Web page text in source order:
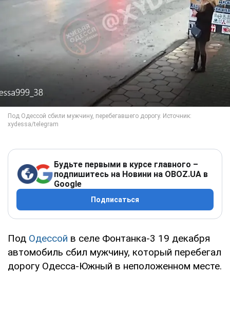
Будьте первыми в курсе главного –
подпишитесь на Новини на OBOZ.UA в
Google
Подписаться
Под Одессой в селе Фонтанка-3 19 декабря
автомобиль сбил мужчину, который перебегал
дорогу Одесса-Южный в неположенном месте.